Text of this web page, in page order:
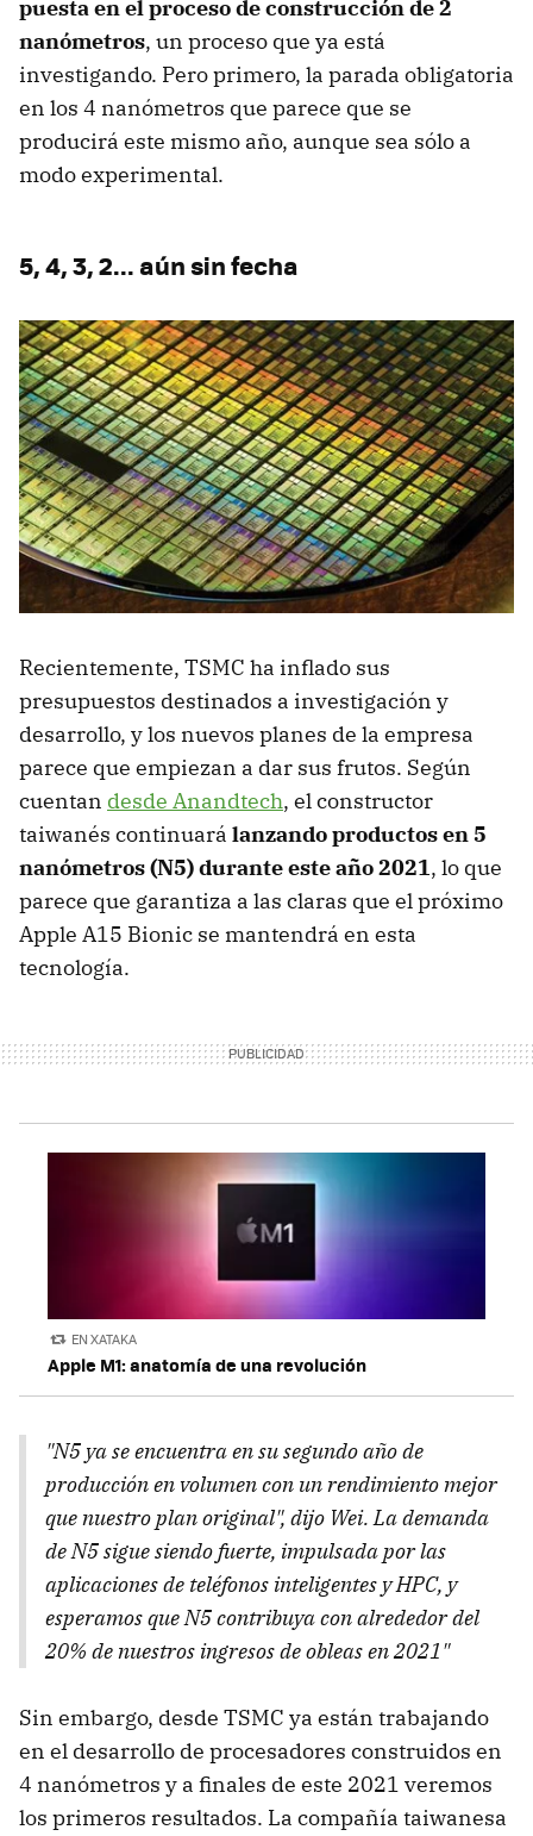
puesta en el proceso de construcción de 2
nanómetros, un proceso que ya está
investigando. Pero primero, la parada obligatoria
en los 4 nanómetros que parece que se
producirá este mismo año, aunque sea sólo a
modo experimental.
5, 4, 3, 2... aún sin fecha
Recientemente, TSMC ha inflado sus
presupuestos destinados a investigación y
desarrollo, y los nuevos planes de la empresa
parece que empiezan a dar sus frutos. Según
cuentan desde Anandtech, el constructor
taiwanés continuará lanzando productos en 5
nanómetros (N5) durante este año 2021, lo que
parece que garantiza a las claras que el próximo
Apple A15 Bionic se mantendrá en esta
tecnología.
EN XATAKA
Apple M1: anatomía de una revolución
"N5 ya se encuentra en su segundo año de
producción en volumen con un rendimiento mejor
que nuestro plan original", dijo Wei. La demanda
de N5 sigue siendo fuerte, impulsada por las
aplicaciones de teléfonos inteligentes y HPC, y
esperamos que N5 contribuya con alrededor del
20% de nuestros ingresos de obleas en 2021"
Sin embargo, desde TSMC ya están trabajando
en el desarrollo de procesadores construidos en
4 nanómetros y a finales de este 2021 veremos
los primeros resultados. La compañía taiwanesa